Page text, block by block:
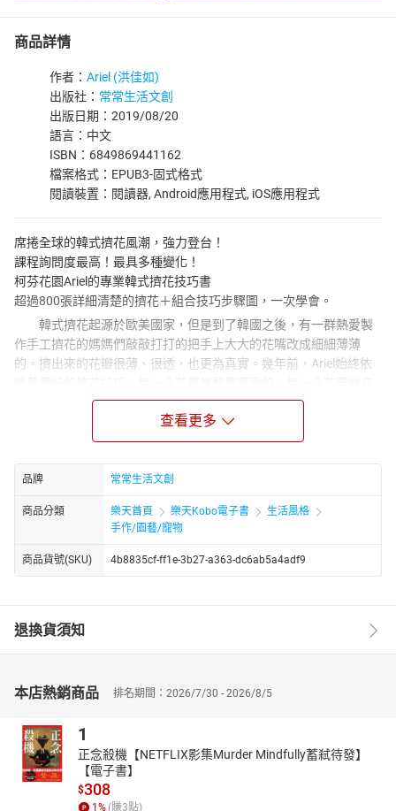
商品詳情
作者： Ariel (洪佳如)
出版社： 常常生活文創
出版日期：2019/08/20
語言：中文
ISBN：6849869441162
檔案格式：EPUB3-固式格式
閱讀裝置：閱讀器, Android應用程式, iOS應用程式
席捲全球的韓式擠花風潮，強力登台！
課程詢問度最高！最具多種變化！
柯芬花園Ariel的專業韓式擠花技巧書
超過800張詳細清楚的擠花＋組合技巧步驟圖，一次學會。
韓式擠花起源於歐美國家，但是到了韓國之後，有一群熱愛製
作手工擠花的媽媽們敲敲打打的把手上大大的花嘴改成細細薄薄
的。擠出來的花瓣很薄、很透，也更為真實。幾年前，Ariel始終依
什麼位置、什麼角度，都是經過計算過的。在多次前往韓國學習道
地的韓式擠花之後，則打破以往的擠花手法，讓每一朵霜花都能呈
現最自然和擬真的樣貌，更組合出令人驚嘆不已、宛如藝術品般的
絕美蛋糕。
Ariel強調擠花很講求力道，從原先的小小花心，到後來一瓣瓣
的花瓣，每一種花種的力道和角度都不同。本書不僅有超過800張的
詳細步驟圖，並附上清楚的解說圖示，貼心提示學習擠花最容易犯
的錯誤和技巧。另外，調色和配色也是非常重要的一環，只要掌握
住基本的調色原則，就可以開始玩出各式各樣的色彩，享受配色的
樂趣。除了擠花技巧和各種花型組合之外，Ariel還要教你多種創意
用在各式的甜點上，讓你也能做出專業級的裝飾蛋糕、甜點。
不然。本書就要告訴你不用仰賴韓國進口，也不用擔心氣候因素影
響供貨，使用在台灣就買得到的奶油，例如，法國藍絲可奶油，就
可以將奶油打得既白又透，同時省下許多費用。還教你調出焦糖、
檸檬等口味的奶油霜，變化不同口感。
◎關鍵色彩學！調出令人驚豔、優雅脫俗的風格配色
色彩往往是決定作品風格最大的關鍵，若是無法掌握調色與配
色，便很難做出具美感的作品。在Ariel多年的教學經驗之中，有感
查看更多
品牌 常常生活文創
商品分類 樂天首頁 樂天Kobo電子書
生活風格
手作/園藝/寵物
商品貨號(SKU) 4b8835cf-ff1e-3b27-a363-dc6ab5a4adf9
退換貨須知
本店熱銷商品 排名期間：2026/7/30 - 2026/8/5
1
正念殺機【NETFLIX影集Murder Mindfully蓄弒待發】
【電子書】
$308
1 % (賺3點)